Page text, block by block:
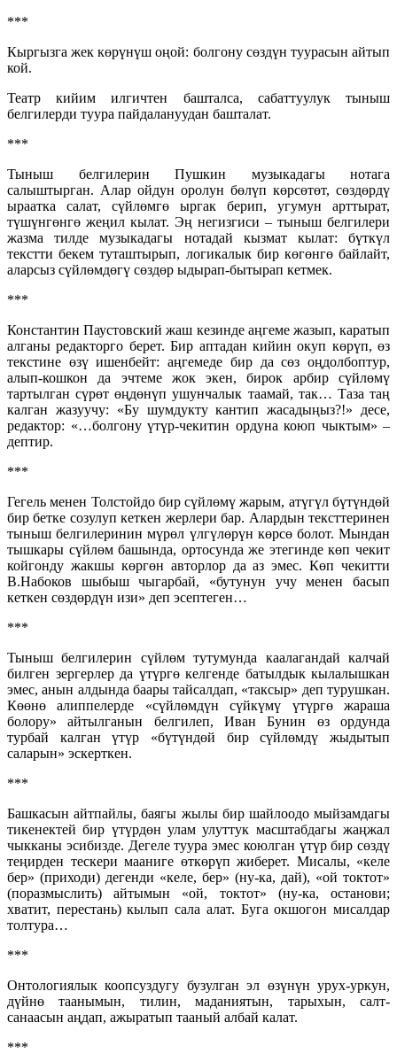
***
Кыргызга жек көрүнүш оңой: болгону сөздүн туурасын айтып
кой.
Театр кийим илгичтен башталса, сабаттуулук тыныш
белгилерди туура пайдалануудан башталат.
***
Тыныш белгилерин Пушкин музыкадагы нотага
салыштырган. Алар ойдун оролун бөлүп көрсөтөт, сөздөрдү
ыраатка салат, сүйлөмгө ыргак берип, угумун арттырат,
түшүнгөнгө жеңил кылат. Эң негизгиси – тыныш белгилери
жазма тилде музыкадагы нотадай кызмат кылат: бүткүл
текстти бекем туташтырып, логикалык бир көгөнгө байлайт,
аларсыз сүйлөмдөгү сөздөр ыдырап-бытырап кетмек.
***
Константин Паустовский жаш кезинде аңгеме жазып, каратып
алганы редакторго берет. Бир аптадан кийин окуп көрүп, өз
текстине өзү ишенбейт: аңгемеде бир да сөз оңдолбоптур,
алып-кошкон да эчтеме жок экен, бирок арбир сүйлөмү
тартылган сүрөт өңдөнүп ушунчалык таамай, так… Таза таң
калган жазуучу: «Бу шумдукту кантип жасадыңыз?!» десе,
редактор: «…болгону үтүр-чекитин ордуна коюп чыктым» –
дептир.
***
Гегель менен Толстойдо бир сүйлөмү жарым, атүгүл бүтүндөй
бир бетке созулуп кеткен жерлери бар. Алардын тексттеринен
тыныш белгилеринин мүрөл үлгүлөрүн көрсө болот. Мындан
тышкары сүйлөм башында, ортосунда же этегинде көп чекит
койгонду жакшы көргөн авторлор да аз эмес. Көп чекитти
В.Набоков шыбыш чыгарбай, «бутунун учу менен басып
кеткен сөздөрдүн изи» деп эсептеген…
***
Тыныш белгилерин сүйлөм тутумунда каалагандай калчай
билген зергерлер да үтүргө келгенде батылдык кылалышкан
эмес, анын алдында баары тайсалдап, «таксыр» деп турушкан.
Көөнө алиппелерде «сүйлөмдүн сүйкүмү үтүргө жараша
болору» айтылганын белгилеп, Иван Бунин өз ордунда
турбай калган үтүр «бүтүндөй бир сүйлөмдү жыдытып
саларын» эскерткен.
***
Башкасын айтпайлы, баягы жылы бир шайлоодо мыйзамдагы
тикенектей бир үтүрдөн улам улуттук масштабдагы жаңжал
чыкканы эсибизде. Дегеле туура эмес коюлган үтүр бир сөздү
теңирден тескери мааниге өткөрүп жиберет. Мисалы, «келе
бер» (приходи) дегенди «келе, бер» (ну-ка, дай), «ой токтот»
(поразмыслить) айтымын «ой, токтот» (ну-ка, останови;
хватит, перестань) кылып сала алат. Буга окшогон мисалдар
толтура…
***
Онтологиялык коопсуздугу бузулган эл өзүнүн урух-уркун,
дүйнө таанымын, тилин, маданиятын, тарыхын, салт-
санаасын аңдап, ажыратып тааный албай калат.
***